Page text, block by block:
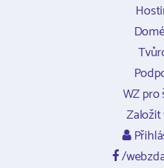
WZ pro
/